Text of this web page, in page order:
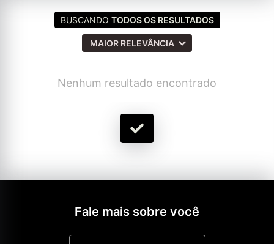
BUSCANDO TODOS OS RESULTADOS
MAIOR RELEVÂNCIA
Nenhum resultado encontrado
Fale mais sobre você